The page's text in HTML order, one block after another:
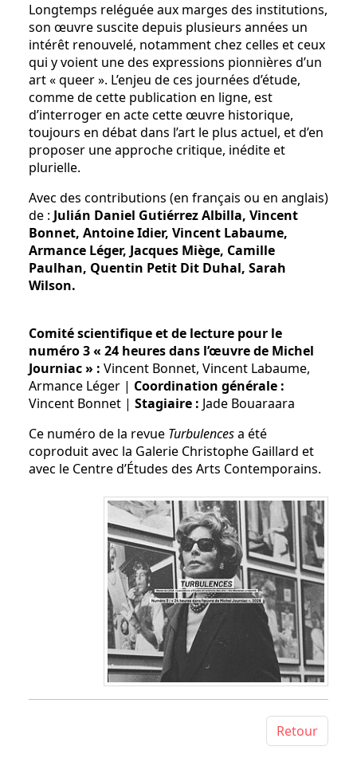
Longtemps reléguée aux marges des institutions,
son œuvre suscite depuis plusieurs années un
intérêt renouvelé, notamment chez celles et ceux
qui y voient une des expressions pionnières d’un
art « queer ». L’enjeu de ces journées d’étude,
comme de cette publication en ligne, est
d’interroger en acte cette œuvre historique,
toujours en débat dans l’art le plus actuel, et d’en
proposer une approche critique, inédite et
plurielle.
Avec des contributions (en français ou en anglais)
de : Julián Daniel Gutiérrez Albilla, Vincent
Bonnet, Antoine Idier, Vincent Labaume,
Armance Léger, Jacques Miège, Camille
Paulhan, Quentin Petit Dit Duhal, Sarah
Wilson.
Comité scientifique et de lecture pour le
numéro 3 « 24 heures dans l’œuvre de Michel
Journiac » : Vincent Bonnet, Vincent Labaume,
Armance Léger | Coordination générale :
Vincent Bonnet | Stagiaire : Jade Bouaraara
Ce numéro de la revue Turbulencesa été
coproduit avec la Galerie Christophe Gaillard et
avec le Centre d’Études des Arts Contemporains.
Retour